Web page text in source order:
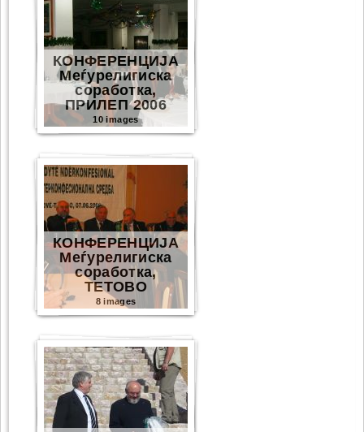
КОНФЕРЕНЦИЈА
Меѓурелигиска
соработка,
ПРИЛЕП 2006
10 images
КОНФЕРЕНЦИЈА
Меѓурелигиска
соработка,
ТЕТОВО
8 images